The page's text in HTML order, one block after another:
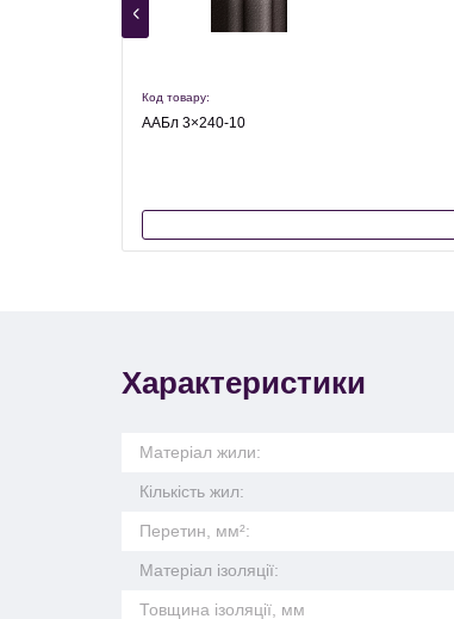
Код товару:
ААБл 3×240-10
Характеристики
Матеріал жили:
Кількість жил:
Перетин, мм²:
Матеріал ізоляції:
Товщина ізоляції, мм